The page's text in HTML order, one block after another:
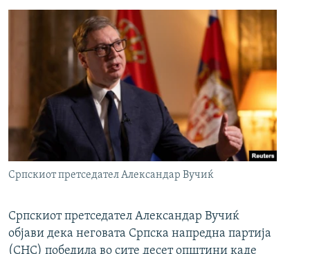
Српскиот претседател Александар Вучиќ
Српскиот претседател Александар Вучиќ
објави дека неговата Српска напредна партија
(СНС) победила во сите десет општини каде